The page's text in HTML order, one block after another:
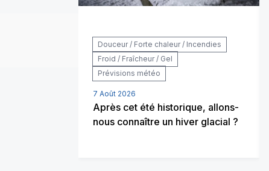
Douceur / Forte chaleur / Incendies
Froid / Fraîcheur / Gel
Prévisions météo
7 Août 2026
Après cet été historique, allons-
nous connaître un hiver glacial ?